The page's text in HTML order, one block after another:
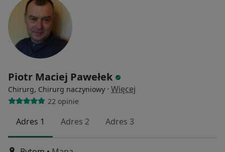
Piotr Maciej Pawełek
Chirurg, Chirurg naczyniowy · Więcej
22 opinie
Adres 1 Adres 2 Adres 3